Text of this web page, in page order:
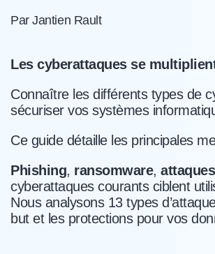
Par Jantien Rault
Les cyberattaques se
Connaître les différents types de
sécuriser vos systèmes
Ce guide détaille les principales
Phishing, ransomware,
cyberattaques courants ciblent
Nous analysons 13 types
but et les protections pour vos